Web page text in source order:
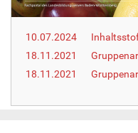
e
:
10.07.2024
18.11.2021
18.11.2021